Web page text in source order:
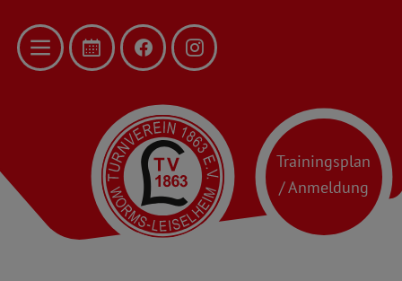
Trainingsplan
/ Anmeldung